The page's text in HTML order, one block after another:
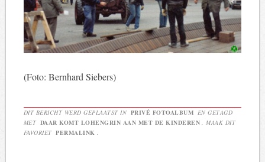
(Foto: Bernhard Siebers)
DIT BERICHT WERD GEPLAATST IN PRIVÉ FOTOALBUM EN GETAGD
MET DAAR KOMT LOHENGRIN AAN MET DE KINDEREN . MAAK DIT
FAVORIET PERMALINK .